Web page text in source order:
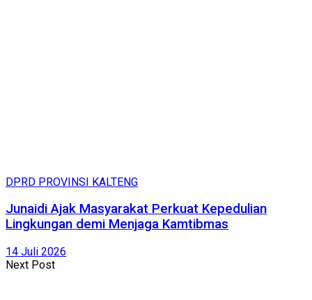
DPRD PROVINSI KALTENG
Junaidi Ajak Masyarakat Perkuat Kepedulian
Lingkungan demi Menjaga Kamtibmas
14 Juli 2026
Next Post